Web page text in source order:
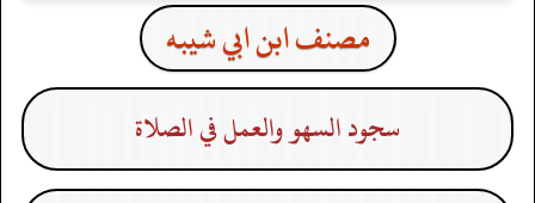
مصنف ابن ابي شيبه
سجود السهو والعمل في الصلاة